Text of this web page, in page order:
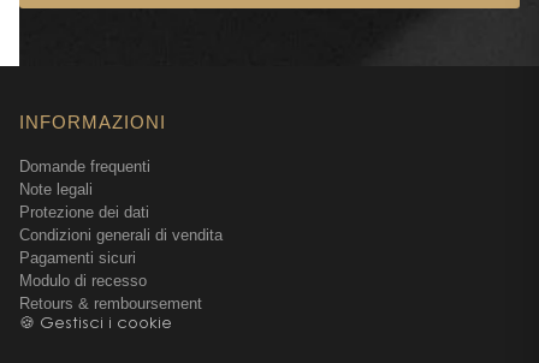
INFORMAZIONI
Domande frequenti
Note legali
Protezione dei dati
Condizioni generali di vendita
Pagamenti sicuri
Modulo di recesso
Retours & remboursement
🍪 Gestisci i cookie